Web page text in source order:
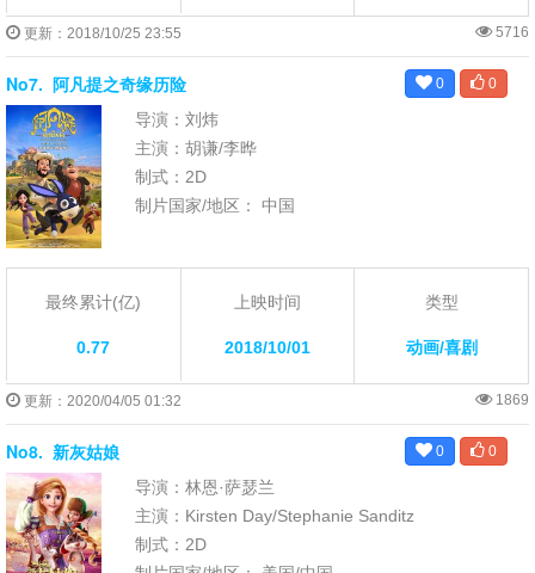
更新：2018/10/25 23:55 5716
No7. 阿凡提之奇缘历险 0 0
导演：刘炜
主演：胡谦/李晔
制式：2D
制片国家/地区： 中国
最终累计(亿)
0.77
上映时间
2018/10/01
类型
动画/喜剧
更新：2020/04/05 01:32 1869
No8. 新灰姑娘 0 0
导演：林恩·萨瑟兰
主演：Kirsten Day/Stephanie Sanditz
制式：2D